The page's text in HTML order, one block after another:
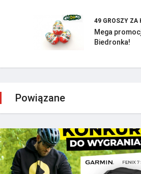
49 GROSZY ZA
Mega
Biedronka!
Powiązane